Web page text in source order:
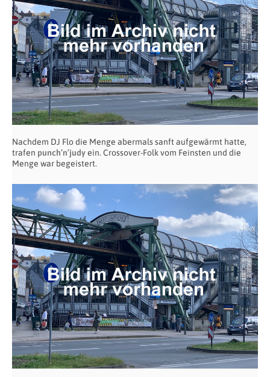
Nachdem DJ Flo die Menge abermals sanft aufgewärmt hatte,
trafen punch’n’judyein. Crossover-Folk vom Feinsten und die
Menge war begeistert.